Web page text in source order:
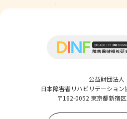
公益財団法人
日本障害者リハビリテーショ
〒162-0052 東京都新宿